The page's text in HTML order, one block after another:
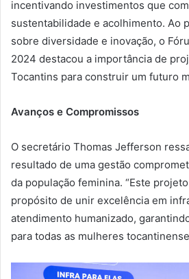
incentivando investimentos que
sustentabilidade e acolhimento. Ao
sobre diversidade e inovação, o
2024 destacou a importância de
Tocantins para construir um futuro
Avanços e Compromissos
O secretário Thomas Jefferson
resultado de uma gestão
da população feminina. “Este
propósito de unir excelência em
atendimento humanizado,
para todas as mulheres